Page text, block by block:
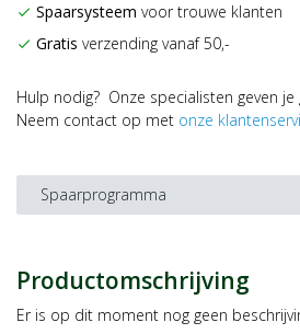
check Spaarsysteem voor trouwe klanten
check Gratis verzending vanaf 50,-
Hulp nodig? Onze specialisten geven
Neem contact op met onze
Spaarprogramma
Productomschrijving
Er is op dit moment nog geen